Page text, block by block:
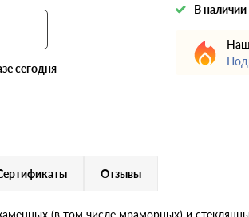
сегодня
В наличии
Отзывы
(в том числе мраморных) и